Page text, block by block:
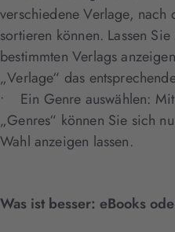
verschiedene Verlage, nach
sortieren können. Lassen
bestimmten Verlags
„Verlage“ das
• Ein Genre auswählen:
„Genres“ können Sie sich
Wahl anzeigen lassen.
Was ist besser: eBooks